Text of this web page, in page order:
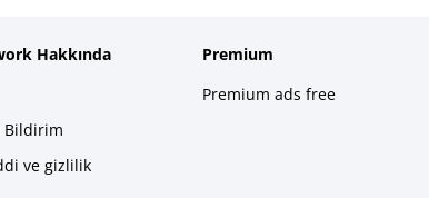
Hakkında
Bildirim
ve gizlilik
Premium
Premium ads free